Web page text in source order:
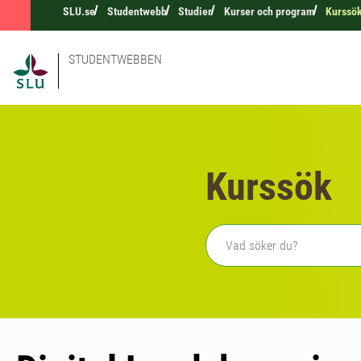
SLU.se Studentwebb Studier Kurser och program
STUDENTWEBBEN
Kurssök
Fritext sökning